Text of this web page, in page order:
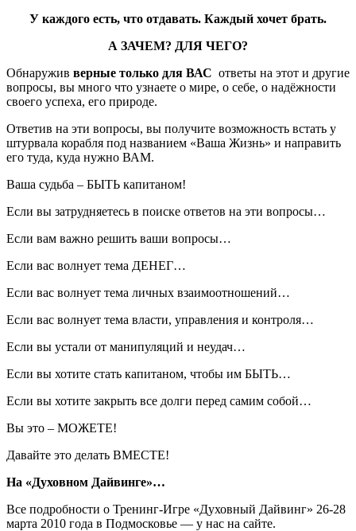
У каждого есть, что отдавать. Каждый хочет брать.
А ЗАЧЕМ? ДЛЯ ЧЕГО?
Обнаружив верные только для ВАС ответы на этот и другие
вопросы, вы много что узнаете о мире, о себе, о надёжности
своего успеха, его природе.
Ответив на эти вопросы, вы получите возможность встать у
штурвала корабля под названием «Ваша Жизнь» и направить
его туда, куда нужно ВАМ.
Ваша судьба – БЫТЬ капитаном!
Если вы затрудняетесь в поиске ответов на эти вопросы…
Если вам важно решить ваши вопросы…
Если вас волнует тема ДЕНЕГ…
Если вас волнует тема личных взаимоотношений…
Если вас волнует тема власти, управления и контроля…
Если вы устали от манипуляций и неудач…
Если вы хотите стать капитаном, чтобы им БЫТЬ…
Если вы хотите закрыть все долги перед самим собой…
Вы это – МОЖЕТЕ!
Давайте это делать ВМЕСТЕ!
На «Духовном Дайвинге»…
Все подробности о Тренинг-Игре «Духовный Дайвинг» 26-28
марта 2010 года в Подмосковье — у нас на сайте.